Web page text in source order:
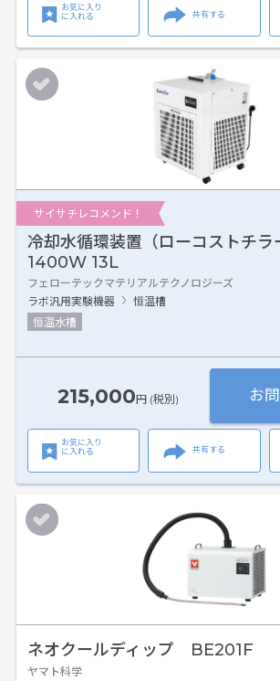
お気に入り
に入れる
共有する
サイサチレコメンド！
冷却水循環装置（ローコストチラ
1400W 13L
フェローテックマテリアルテクノロジーズ
ラボ汎用実験機器
恒温槽
恒温水槽
215,000円 (税別) お
お気に入り
に入れる
共有する
ネオクールディップ BE201F
ヤマト科学